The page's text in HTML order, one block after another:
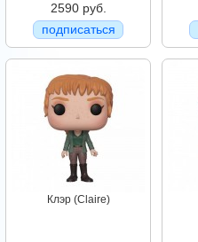
2590 руб.
подписаться
Клэр (Claire)